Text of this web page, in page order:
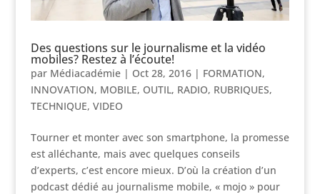
Des questions sur le journalisme et la vidéo
mobiles? Restez à l’écoute!
par Médiacadémie| Oct 28, 2016| FORMATION,
INNOVATION, MOBILE, OUTIL, RADIO, RUBRIQUES,
TECHNIQUE, VIDEO
Tourner et monter avec son smartphone, la promesse
est alléchante, mais avec quelques conseils
d’experts, c’est encore mieux. D’où la création d’un
podcast dédié au journalisme mobile, « mojo » pour